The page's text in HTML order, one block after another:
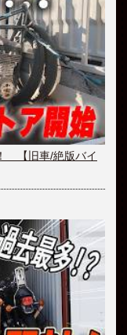
【旧車/絶版バイ